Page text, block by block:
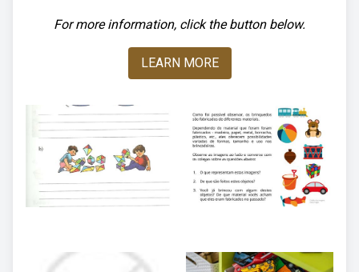
For more information, click the button below.
LEARN MORE